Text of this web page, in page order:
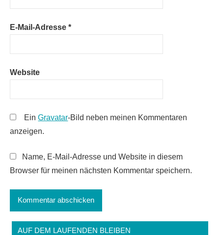
E-Mail-Adresse *
Website
EinGravatar-Bild neben meinen Kommentaren
anzeigen.
Name, E-Mail-Adresse und Website in diesem
Browser für meinen nächsten Kommentar speichern.
AUF DEM LAUFENDEN BLEIBEN